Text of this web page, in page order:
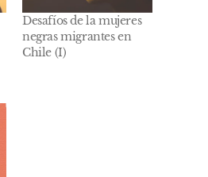
Desafíos de la mujeres
negras migrantes en
Chile (I)